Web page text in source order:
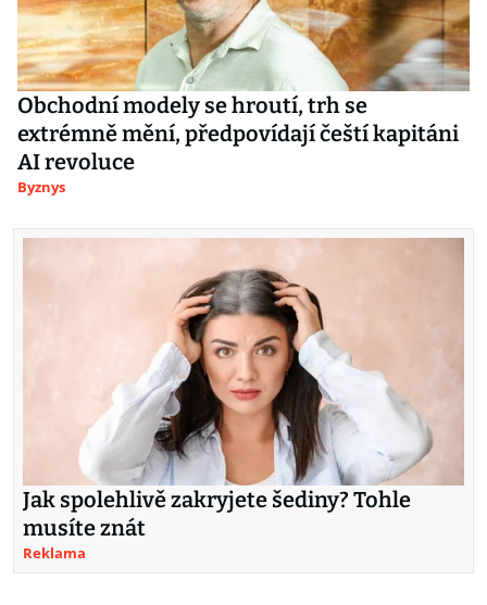
Obchodní modely se hroutí, trh se
extrémně mění, předpovídají čeští kapitáni
AI revoluce
Byznys
Jak spolehlivě zakryjete šediny? Tohle
musíte znát
Reklama